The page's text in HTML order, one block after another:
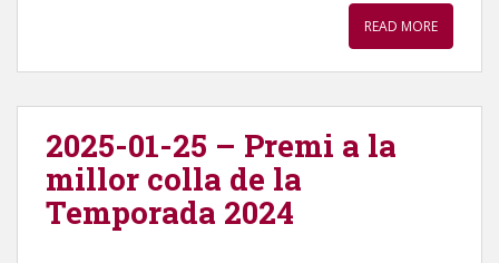
READ MORE
2025-01-25 – Premi a la
millor colla de la
Temporada 2024